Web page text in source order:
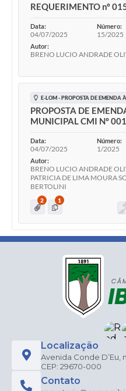
REQUERIMENTO nº
Data:
04/07/2025
Número:
15/2025
Autor:
BRENO LUCIO ANDRADE
E-LOM - PROPOSTA DE EMENDA
PROPOSTA DE
MUNICIPAL CMI Nº
Data:
04/07/2025
Número:
1/2025
Autor:
BRENO LUCIO ANDRADE
PATRICIA DE LIMA MOURA
BERTOLINI
2 1
Localização
Avenida Conde D’Eu,
CEP: 29670-000
Contato